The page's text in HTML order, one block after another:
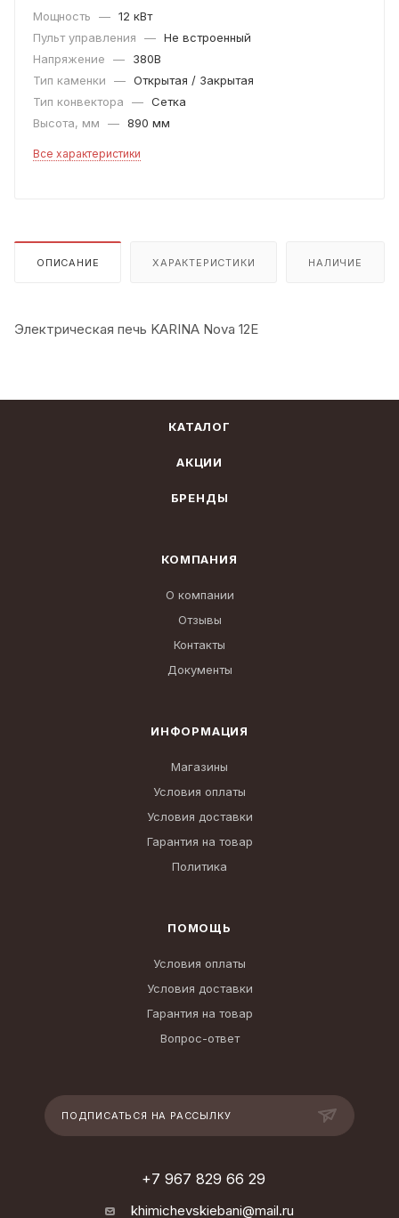
Мощность — 12 кВт
Пульт управления
— Не встроенный
Напряжение
—
380В
Тип каменки
— Открытая / Закрытая
Тип конвектора
— Сетка
Высота, мм
— 890 мм
Все характеристики
ОПИСАНИЕ ХАРАКТЕРИСТИКИ НАЛИЧИЕ
Электрическая печь KARINA Nova 12Е
КАТАЛОГ
АКЦИИ
БРЕНДЫ
КОМПАНИЯ
О компании
Отзывы
Контакты
Документы
ИНФОРМАЦИЯ
Магазины
Условия оплаты
Условия доставки
Гарантия на товар
Политика
ПОМОЩЬ
Условия оплаты
Условия доставки
Гарантия на товар
Вопрос-ответ
ПОДПИСАТЬСЯ НА РАССЫЛКУ
+7 967 829 66 29
khimichevskiebani@mail.ru